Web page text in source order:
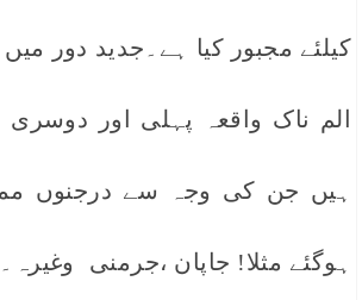
کیلئے مجبور کیا ہے۔جدید دور میں
الم ناک واقعہ پہلی اور دوسری
ہیں جن کی وجہ سے درجنوں
ہوگئے مثلا! جاپان ،جرمنی